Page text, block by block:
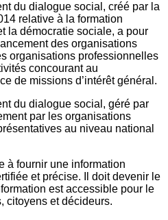
du dialogue social, créé par la
relative à la formation
la démocratie sociale, a pour
des organisations
organisations professionnelles
concourant au
de missions d’intérêt général.
du dialogue social, géré par
par les organisations
au niveau national
à fournir une information
et précise. Il doit devenir le
est accessible pour le
citoyens et décideurs.